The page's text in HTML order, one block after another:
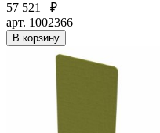
57 521
₽
арт. 1002366
В корзину